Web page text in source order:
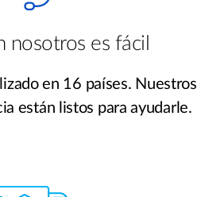
nosotros es fácil
en 16 países. Nuestros
están listos para ayudarle.